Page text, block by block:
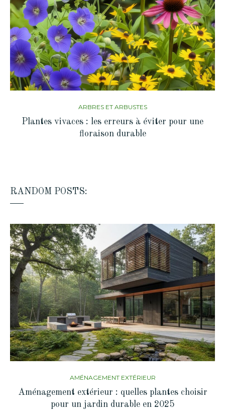
ARBRES ET ARBUSTES
Plantes vivaces : les erreurs à éviter pour une
floraison durable
RANDOM POSTS:
AMÉNAGEMENT EXTÉRIEUR
Aménagement extérieur : quelles plantes choisir
pour un jardin durable en 2025